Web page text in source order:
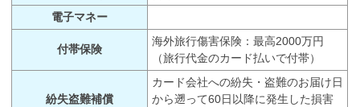
電子マネー
付帯保険
海外旅行傷害保険：最高2000万円
（旅行代金のカード払いで付帯）
紛失盗難補償
カード会社への紛失・盗難のお届け日
から遡って60日以降に発生した損害